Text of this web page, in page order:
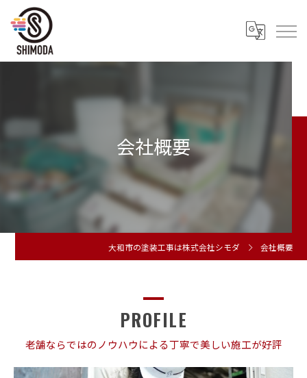
会社概要
大和市の塗装工事は株式会社シモダ 会社概要
老舗ならではのノウハウによる丁寧で美しい施工が好評
PROFILE